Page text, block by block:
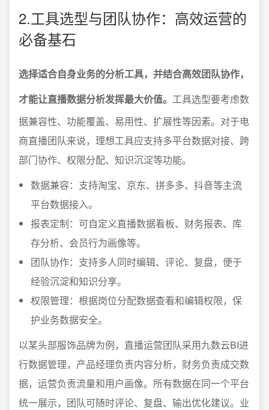
2.工具选型与团队协作：高效运营的
必备基石
选择适合自身业务的分析工具，并结合高效团队协作，
才能让直播数据分析发挥最大价值。 工具选型要考虑数
据兼容性、功能覆盖、易用性、扩展性等因素。对于电
商直播团队来说，理想工具应支持多平台数据对接、跨
部门协作、权限分配、知识沉淀等功能。
数据兼容：支持淘宝、京东、拼多多、抖音等主流
平台数据接入。
报表定制：可自定义直播数据看板、财务报表、库
存分析、会员行为画像等。
团队协作：支持多人同时编辑、评论、复盘，便于
经验沉淀和知识分享。
权限管理：根据岗位分配数据查看和编辑权限，保
护业务数据安全。
以某头部服饰品牌为例，直播运营团队采用九数云BI进
行数据管理，产品经理负责内容分析，财务负责成交数
据，运营负责流量和用户画像。所有数据在同一个平台
统一展示，团队可随时评论、复盘、输出优化建议。业